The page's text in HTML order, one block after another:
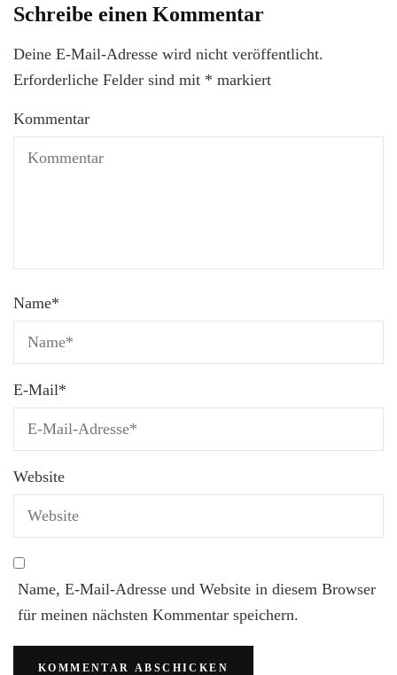
Schreibe einen Kommentar
Deine E-Mail-Adresse wird nicht veröffentlicht.
Erforderliche Felder sind mit * markiert
Kommentar
Name*
E-Mail*
Website
Name, E-Mail-Adresse und Website in diesem Browser
für meinen nächsten Kommentar speichern.